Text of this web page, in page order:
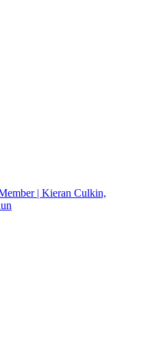
| Kieran Culkin,